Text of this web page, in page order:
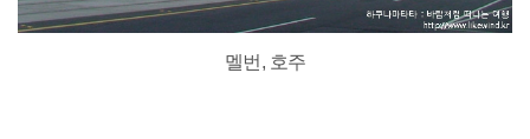
멜번, 호주